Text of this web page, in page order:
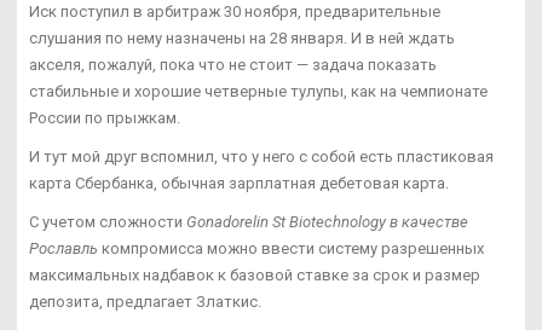
Иск поступил в арбитраж 30 ноября, предварительные
слушания по нему назначены на 28 января. И в ней ждать
акселя, пожалуй, пока что не стоит — задача показать
стабильные и хорошие четверные тулупы, как на чемпионате
России по прыжкам.
И тут мой друг вспомнил, что у него с собой есть пластиковая
карта Сбербанка, обычная зарплатная дебетовая карта.
С учетом сложности Gonadorelin St Biotechnology в качестве
Рославль компромисса можно ввести систему разрешенных
максимальных надбавок к базовой ставке за срок и размер
депозита, предлагает Златкис.